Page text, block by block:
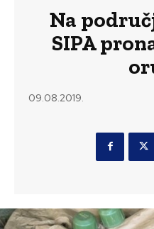
Na
SIPA
09.08.2019.